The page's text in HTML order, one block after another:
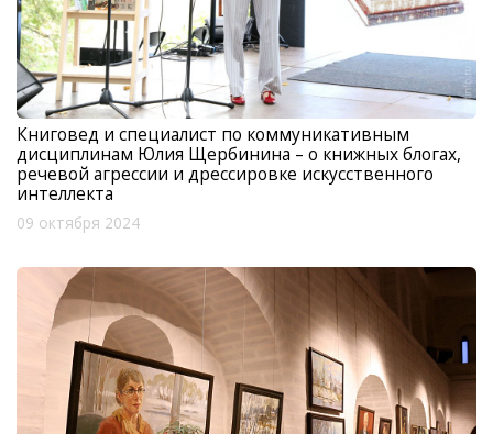
Книговед и специалист по коммуникативным
дисциплинам Юлия Щербинина – о книжных блогах,
речевой агрессии и дрессировке искусственного
интеллекта
09 октября 2024